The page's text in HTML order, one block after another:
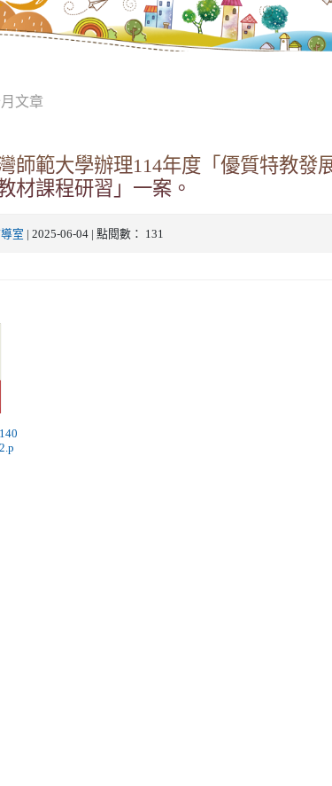
文章
師範大學辦理114年度「優質特教發
材課程研習」一案。
室 | 2025-06-04 | 點閱數： 131